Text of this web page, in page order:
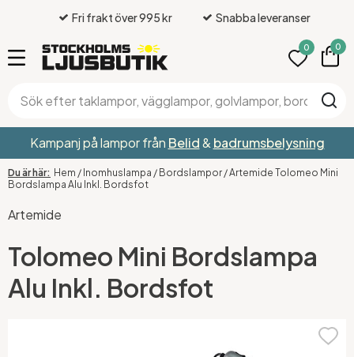
Fri frakt över 995 kr Snabba leveranser
0 0
Kampanj på lampor från Belid& badrumsbelysning
Hem / Inomhuslampa / Bordslampor /Artemide Tolomeo Mini
Bordslampa Alu Inkl. Bordsfot
Artemide
Tolomeo Mini Bordslampa
Alu Inkl. Bordsfot